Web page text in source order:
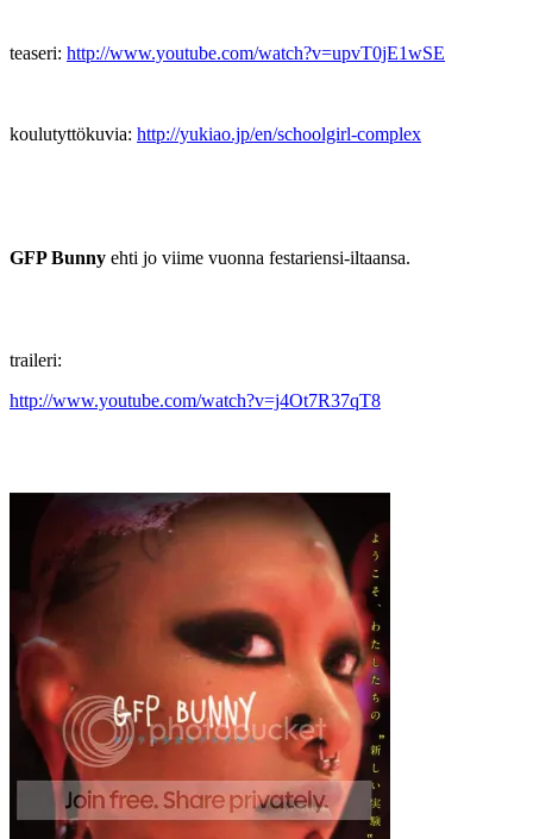
teaseri: http://www.youtube.com/watch?v=upvT0jE1wSE
koulutyttökuvia: http://yukiao.jp/en/schoolgirl-complex
GFP Bunny ehti jo viime vuonna festariensi-iltaansa.
traileri:
http://www.youtube.com/watch?v=j4Ot7R37qT8